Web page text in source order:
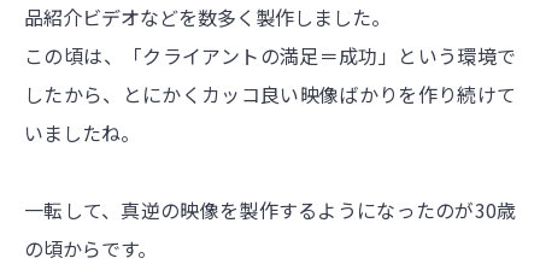
品紹介ビデオなどを数多く製作しました。
この頃は、「クライアントの満足＝成功」という環境で
したから、とにかくカッコ良い映像ばかりを作り続けて
いましたね。
一転して、真逆の映像を製作するようになったのが30歳
の頃からです。